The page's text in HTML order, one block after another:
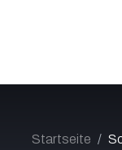
Startseite